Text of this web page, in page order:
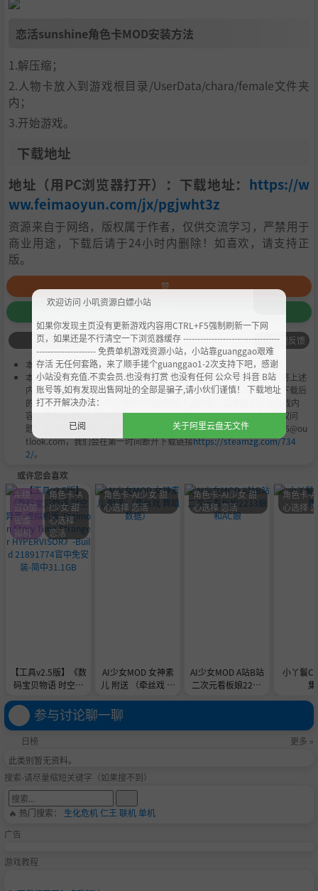
恋活sunshine角色卡MOD安装方法
1.解压缩；
2.人物卡放入到游戏根目录/UserData/chara/female文件夹
内；
3.开始游戏。
下载地址
地址（用PC浏览器打开）：下载地址： https://w
ww.feimaoyun.com/jx/pgjwht3z
资源来自于网络，版权属于作者，仅供交流学习，严禁用于
商业用途，下载后请于24小时内删除！如喜欢，请支持正
版。
赞
问题反馈
本作品是由小叽资源 会员Chobits's 搬运作品.
本站提供的资源转载自国内外各大媒体和网络，仅供试玩体验；不得将上述
内容用于商业或者非法用途，否则，一切后果请用户自负。您必须在下载后
的24个小时之内，从您的电脑中彻底删除上述内容。如果您喜欢该游戏内
容，请支持正版，购买注册，得到更好的正版服务。我们非常重视版权问
题，如有侵权请邮件与我们联系处理。敬请谅解！E-mail：acgbns666@ou
tlook.com，我们会在第一时间断开下载链接https://steamzg.com/734
2/。
或许您会喜欢
【工具v2.5版】《数
码宝贝物语 时空异
n Story Time Stran
ger HYPERVISOR》
-Build 21891774官
中免安装-简中31.1G
B
A-绕
过D加
密虚
拟机
角色卡-A
I少女 甜
心选择
恋活
AI少女MOD 女神素
儿 附送 （牵丝戏 舞
角色卡-AI少女 甜
心选择 恋活
AI少女MOD A站B站
二次元看板娘2233
角色卡-AI少女 甜
心选择 恋活
小丫鬟
角色卡-
心选择
参与讨论聊一聊
日榜
更多 »
此类别暂无资料。
搜索-请尽量缩短关键字（如果搜不到）
🔥 热门搜索： 生化危机仁王 联机单机
广告
游戏教程
欢迎访问 小叽资源白嫖小站
如果你发现主页没有更新游戏内容用CTRL+F5强制刷新一下网
页，如果还是不行清空一下浏览器缓存 ----------------------------------
--------------------- 免费单机游戏资源小站，小站靠guanggao艰难
存活 无任何套路，来了顺手搓个guanggao1-2次支持下吧，感谢
小站没有充值.不卖会员.也没有打赏 也没有任何 公众号 抖音 B站
账号等,如有发现出售网址的全部是骗子,请小伙们谨慎！ 下载地址
打不开解决办法：
已阅
关于阿里云盘无文件